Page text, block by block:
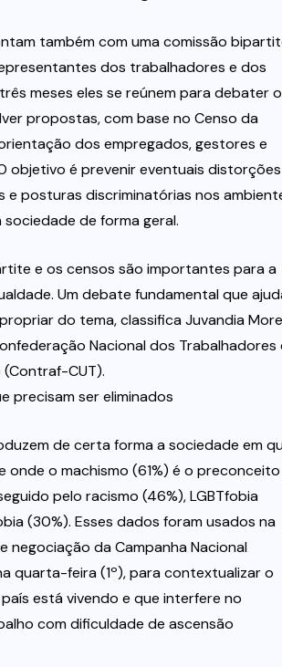
também com uma comissão
dos trabalhadores e dos
meses eles se reúnem para debater o
propostas, com base no Censo da
dos empregados, gestores e
objetivo é prevenir eventuais distorções
e posturas discriminatórias nos
de forma geral.
e os censos são importantes para a
Um debate fundamental que
do tema, classifica Juvandia
Nacional dos Trabalhadores
(Contraf-CUT).
precisam ser eliminados
de certa forma a sociedade em
onde o machismo (61%) é o preconceito
pelo racismo (46%), LGBTfobia
(30%). Esses dados foram usados na
negociação da Campanha Nacional
quarta-feira (1º), para contextualizar o
está vivendo e que interfere no
com dificuldade de ascensão